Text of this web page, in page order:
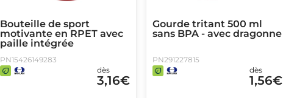
Bouteille de sport
motivante en RPET avec
paille intégrée
PN15426149283
dès
3,16€
Gourde tritant 500 ml
sans BPA - avec dragonne
PN291227815
dès
1,56€